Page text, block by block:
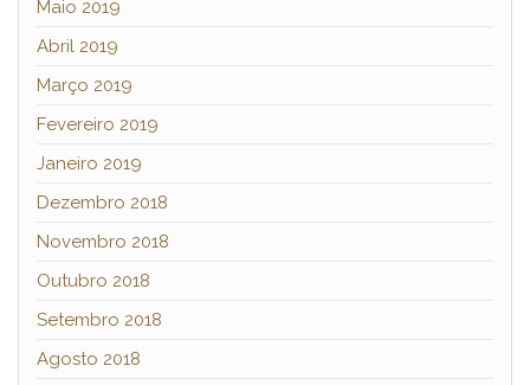
Maio 2019
Abril 2019
Março 2019
Fevereiro 2019
Janeiro 2019
Dezembro 2018
Novembro 2018
Outubro 2018
Setembro 2018
Agosto 2018